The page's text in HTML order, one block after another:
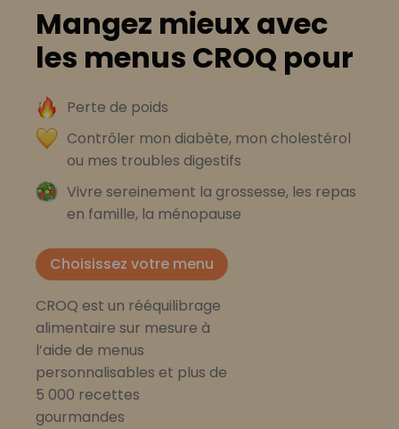
Mangez mieux avec
les menus CROQ pour
Perte de poids
Contrôler mon diabète, mon cholestérol
ou mes troubles digestifs
Vivre sereinement la grossesse, les repas
en famille, la ménopause
Choisissez votre menu
CROQ est un rééquilibrage
alimentaire sur mesure à
l’aide de menus
personnalisables et plus de
5 000 recettes
gourmandes